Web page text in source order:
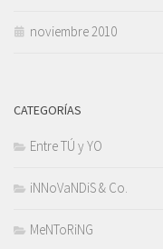
noviembre 2010
CATEGORÍAS
Entre TÚ y YO
iNNoVaNDiS & Co.
MeNToRiNG